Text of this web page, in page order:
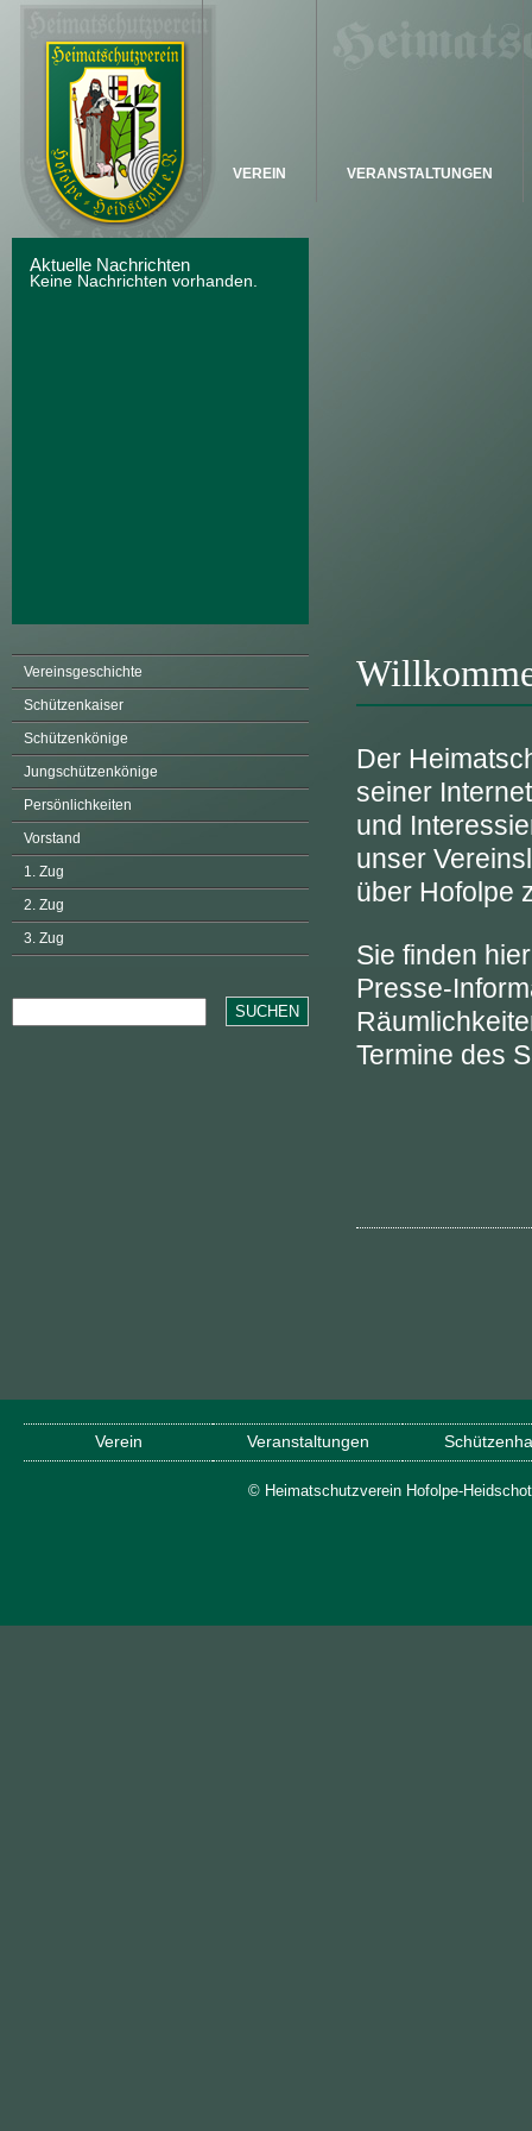
VEREIN VERANSTALTUNGEN
Aktuelle Nachrichten
Keine Nachrichten vorhanden.
Vereinsgeschichte
Schützenkaiser
Schützenkönige
Jungschützenkönige
Persönlichkeiten
Vorstand
1. Zug
2. Zug
3. Zug
Der
seiner
und
unser
über Hofolpe
Sie finden
Presse-
Termine des
Verein Veranstaltungen
© Heimatschutzverein Hofolpe-